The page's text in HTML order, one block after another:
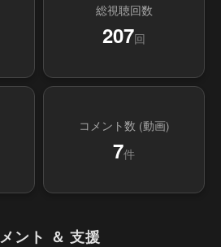
総視聴回数
207回
コメント数 (動画)
7件
ント ＆ 支援